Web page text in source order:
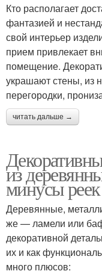
Кто располагает
фантазией и
свой интерьер
прием привлекает
помещение.
украшают стены, из
перегородки,
читать дальше →
из
минусы
Деревянные,
же — ламели или
декоративной
их и как
много плюсов: